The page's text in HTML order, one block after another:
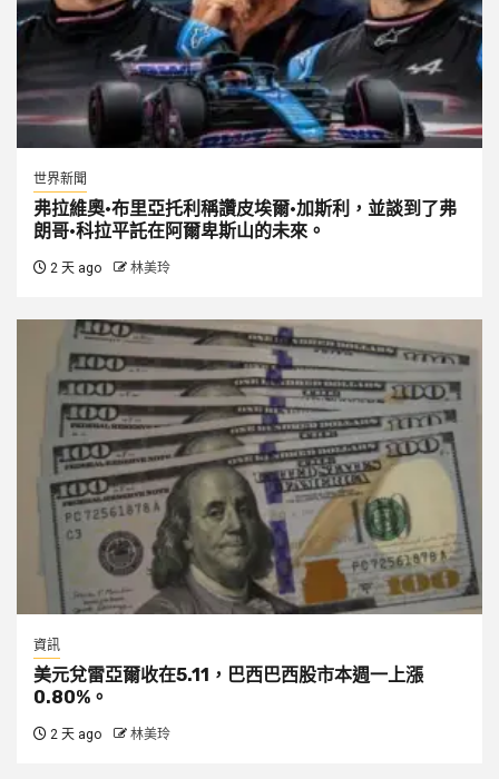
世界新聞
弗拉維奧·布里亞托利稱讚皮埃爾·加斯利，並談到了弗
朗哥·科拉平託在阿爾卑斯山的未來。
2 天 ago 林美玲
資訊
美元兌雷亞爾收在5.11，巴西巴西股市本週一上漲
0.80%。
2 天 ago 林美玲